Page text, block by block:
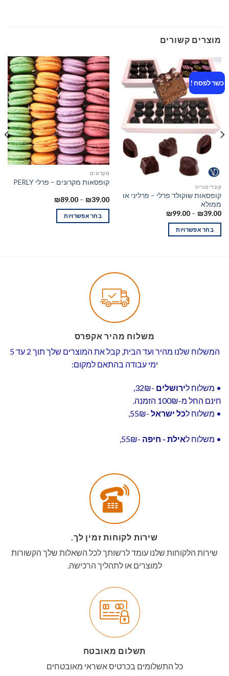
מוצרים קשורים
כשר לפסח !
קונדיטוריה
קופסאות שוקולד פרלי – פרליני או
ממולא
₪39.00
–
₪99.00
בחר אפשרויות
מקרונים
קופסאות מקרונים – פרלי PERLY
₪39.00
–
₪89.00
בחר אפשרויות
משלוח מהיר אקפרס
המשלוח שלנו מהיר ועד הבית, קבל את המוצרים שלך תוך 2 עד 5
ימי עבודה בהתאם למקום:
• משלוח לירושלים -32₪,
חינם החל מ-100₪ הזמנה.
• משלוח לכל ישראל -55₪,
• משלוח לאילת - חיפה -55₪,
שירות לקוחות זמין לך.
שירות הלקוחות שלנו עומד לרשותך לכל השאלות שלך הקשורות
למוצרים או לתהליך הרכישה.
תשלום מאובטח
כל התשלומים בכרטיס אשראי מאובטחים